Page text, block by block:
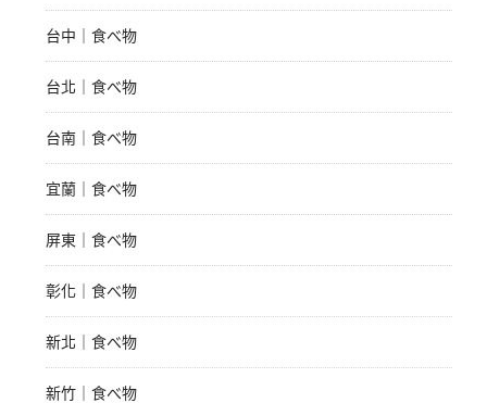
台中｜食べ物
台北｜食べ物
台南｜食べ物
宜蘭｜食べ物
屏東｜食べ物
彰化｜食べ物
新北｜食べ物
新竹｜食べ物